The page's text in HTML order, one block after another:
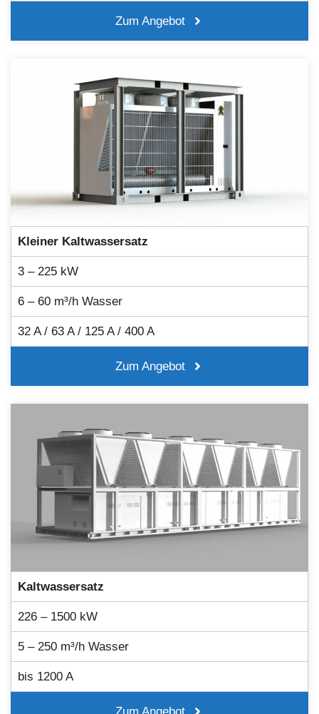
Zum Angebot
Kleiner Kaltwassersatz
3 – 225 kW
6 – 60 m³/h Wasser
32 A / 63 A / 125 A / 400 A
Zum Angebot
Kaltwassersatz
226 – 1500 kW
5 – 250 m³/h Wasser
bis 1200 A